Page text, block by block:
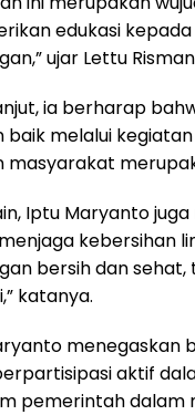
edukasi
ujar Lettu
ia berharap
baik melalui
masyarakat
Iptu Maryanto
kebersihan
bersih dan
katanya.
menegaskan
aktif
pemerintah dalam